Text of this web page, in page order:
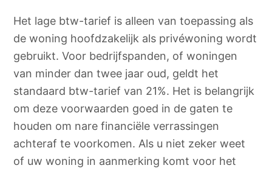
Het lage btw-tarief is alleen van toepassing als
de woning hoofdzakelijk als privéwoning wordt
gebruikt. Voor bedrijfspanden, of woningen
van minder dan twee jaar oud, geldt het
standaard btw-tarief van 21%. Het is belangrijk
om deze voorwaarden goed in de gaten te
houden om nare financiële verrassingen
achteraf te voorkomen. Als u niet zeker weet
of uw woning in aanmerking komt voor het